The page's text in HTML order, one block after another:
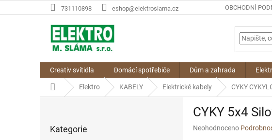
na
731110898 eshop@elektroslama.cz OBCHODNÍ
Creativ svítidla Domácí spotřebiče Dům a zahrada
Domů Elektro KABELY Elektrické kabely CYKY
kategorie
Kategorie
CYKY 5x4
Průměrné
Neohodnoceno